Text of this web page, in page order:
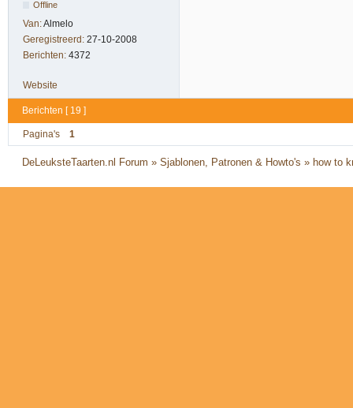
Offline
Van:Almelo
Geregistreerd: 27-10-2008
Berichten: 4372
Website
Berichten [ 19 ]
Pagina's 1
DeLeuksteTaarten.nl Forum »Sjablonen, Patronen & Howto's » how to